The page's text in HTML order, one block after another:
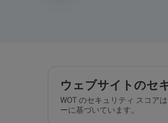
ウェブサイトのセ
WOT のセキュリティ スコア
ーに基づいています。